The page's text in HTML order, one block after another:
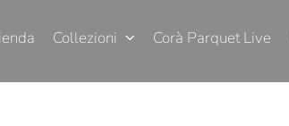
Collezioni Corà Parquet Live